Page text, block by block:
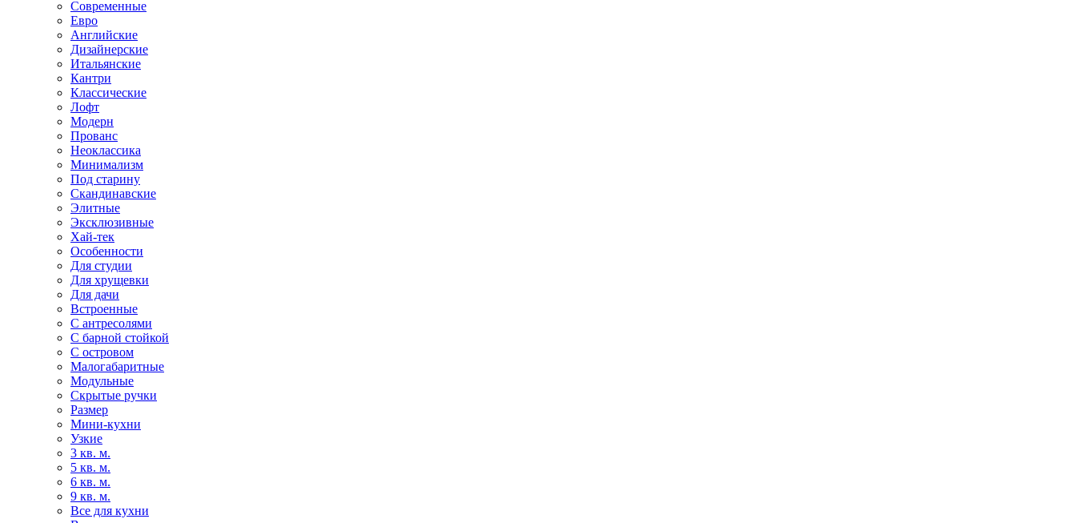
Современные
Евро
Английские
Дизайнерские
Итальянские
Кантри
Классические
Лофт
Модерн
Прованс
Неоклассика
Минимализм
Под старину
Скандинавские
Элитные
Эксклюзивные
Хай-тек
Особенности
Для студии
Для хрущевки
Для дачи
Встроенные
С антресолями
С барной стойкой
С островом
Малогабаритные
Модульные
Скрытые ручки
Размер
Мини-кухни
Узкие
3 кв. м.
5 кв. м.
6 кв. м.
9 кв. м.
Все для кухни